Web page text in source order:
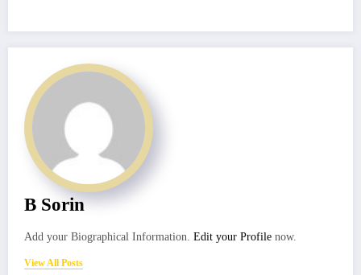
B Sorin
Add your Biographical Information. Edit your Profile now.
View All Posts